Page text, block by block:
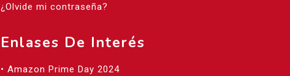
¿Olvide mi contraseña?
Enlases De Interés
• Amazon Prime Day 2024